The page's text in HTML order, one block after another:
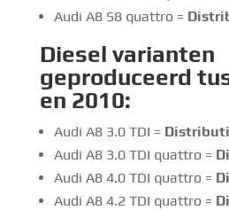
Audi A8 S8 quattro =
Diesel varianten
geproduceerd
en 2010:
Audi A8 3.0 TDI =
Audi A8 3.0 TDI quattro =
Audi A8 4.0 TDI quattro =
Audi A8 4.2 TDI quattro =